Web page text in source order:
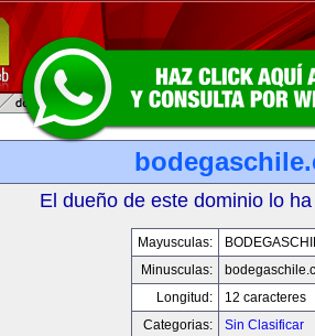
El dueño de este dominio lo
Mayusculas:
Minusculas:
Longitud:
12 caracteres
Categorias:
Sin Clasificar